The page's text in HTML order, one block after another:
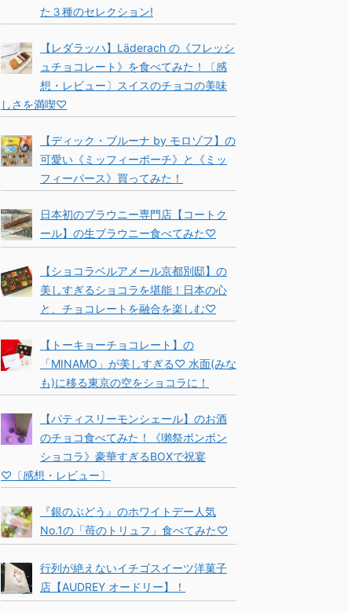
た３種のセレクション!
【レダラッハ】Läderach の《フレッシ
ュチョコレート》を食べてみた！〔感
想・レビュー〕スイスのチョコの美味
しさを満喫♡
【ディック・ブルーナ by モロゾフ】の
可愛い《ミッフィーポーチ》と《ミッ
フィーパース》買ってみた！
日本初のブラウニー専門店【コートク
ール】の生ブラウニー食べてみた♡
【ショコラベルアメール京都別邸】の
美しすぎるショコラを堪能！日本の心
と、チョコレートを融合を楽しむ♡
【トーキョーチョコレート】の
「MINAMO」が美しすぎる♡ 水面(みな
も)に移る東京の空をショコラに！
【パティスリーモンシェール】のお酒
のチョコ食べてみた！《獺祭ボンボン
ショコラ》豪華すぎるBOXで祝宴
♡〔感想・レビュー〕
『銀のぶどう』のホワイトデー人気
No.1の「苺のトリュフ」食べてみた♡
行列が絶えないイチゴスイーツ洋菓子
店【AUDREY オードリー】！